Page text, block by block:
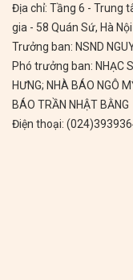
Địa chỉ: Tầng 6 - Trung
gia - 58 Quán Sứ, Hà Nội
Trưởng ban: NSND
Phó trưởng ban: NHẠC
HƯNG; NHÀ BÁO NGÔ
BÁO TRẦN NHẬT BẰNG
Điện thoại: